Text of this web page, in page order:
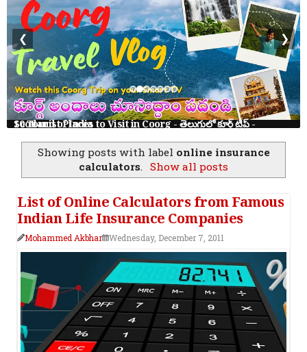
10 Tourist Places to Visit in Coorg - తెలుగులో కూర్గ్ ట్రిప్ - Scotland of India
❮ ❯
Showing posts with label online insurance
calculators. Show all posts
List of Online Calculators from Famous
Indian Life Insurance Companies
Mohammed Akbhar Wednesday, December 7, 2011